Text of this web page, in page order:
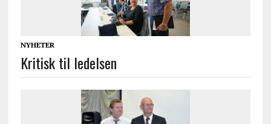
NYHETER
Kritisk til ledelsen